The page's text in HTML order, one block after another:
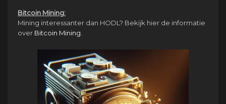
Bitcoin Mining:
Mining interessanter dan HODL? Bekijk hier de informatie
over Bitcoin Mining